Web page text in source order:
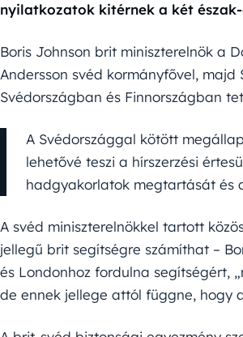
nyilatkozatok kitérnek a két
Boris Johnson brit miniszterelnök a
Andersson svéd kormányfővel,
Svédországban és Finnországban
A Svédországgal kötött
lehetővé teszi a hírszerzési
hadgyakorlatok megtartását és
A svéd miniszterelnökkel tartott
jellegű brit segítségre számíthat –
és Londonhoz fordulna segítségért,
de ennek jellege attól függne, hogy